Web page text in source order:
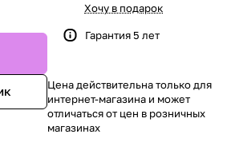
Хочу в подарок
Гарантия 5 лет
Цена действительна только для
интернет-магазина и может
отличаться от цен в розничных
магазинах